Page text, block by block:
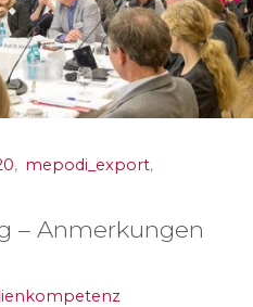
, mepodi_export,
– Anmerkungen